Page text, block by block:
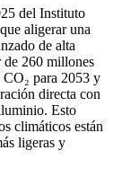
del Instituto
aligerar una
de alta
de 260 millones
CO₂ para 2053 y
directa con
Esto
climáticos están
ligeras y